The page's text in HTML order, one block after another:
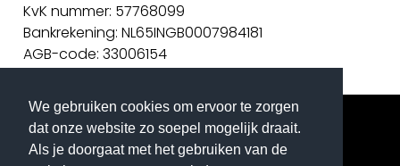
We gebruiken cookies om ervoor te zorgen
dat onze website zo soepel mogelijk draait.
Als je doorgaat met het gebruiken van de
KvK nummer: 57768099
Bankrekening: NL65INGB0007984181
AGB-code: 33006154